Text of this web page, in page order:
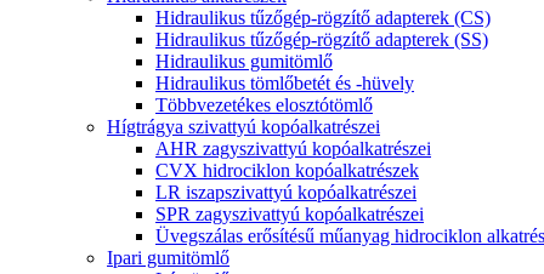
Hidraulikus tűzőgép-rögzítő adapterek (CS)
Hidraulikus tűzőgép-rögzítő adapterek (SS)
Hidraulikus gumitömlő
Hidraulikus tömlőbetét és -hüvely
Többvezetékes elosztótömlő
Hígtrágya szivattyú kopóalkatrészei
AHR zagyszivattyú kopóalkatrészei
CVX hidrociklon kopóalkatrészek
LR iszapszivattyú kopóalkatrészei
SPR zagyszivattyú kopóalkatrészei
Üvegszálas erősítésű műanyag hidrociklon
Ipari gumitömlő